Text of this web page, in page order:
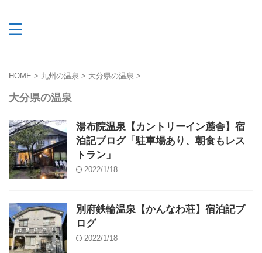
HOME > 九州の温泉 > 大分県の温泉 >
大分県の温泉
湯布院温泉【カントリーイン麓舎】宿
泊記ブログ「駐車場あり、朝食もレス
トラン」
2022/1/18
別府鉄輪温泉【かんなわ荘】宿泊記ブ
ログ
2022/1/18